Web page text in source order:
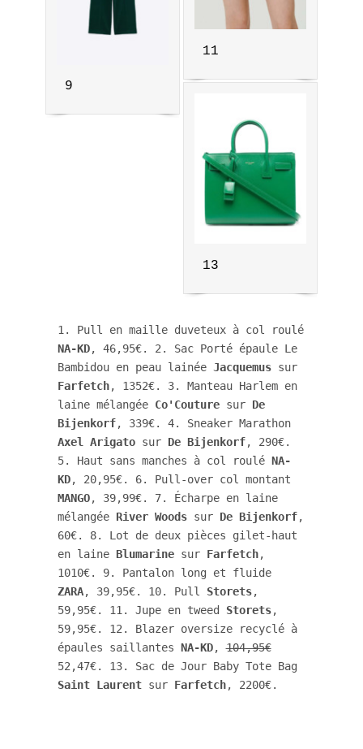
11
9
13
1. Pull en maille duveteux à col roulé
NA-KD, 46,95€. 2. Sac Porté épaule Le
Bambidou en peau lainée Jacquemus
sur
Farfetch, 1352€. 3. Manteau Harlem en
laine mélangée Co'Couture sur De
Bijenkorf
, 339€. 4. Sneaker Marathon
Axel Arigato sur De Bijenkorf, 290€.
5. Haut sans manches à col roulé NA-
KD
MANGO, 39,99€. 7. Écharpe en laine
mélangée River Woods sur De Bijenkorf,
60€. 8. Lot de deux pièces gilet-haut
en laine Blumarine sur Farfetch,
1010€. 9. Pantalon long et fluide
ZARA, 39,95€. 10. Pull Storets,
59,95€. 11. Jupe en tweed Storets,
59,95€. 12. Blazer oversize recyclé à
épaules saillantes NA-KD, 104,95€
Saint Laurent sur Farfetch, 2200€.